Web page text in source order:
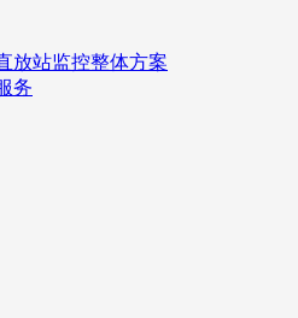
放站监控整体方案
务